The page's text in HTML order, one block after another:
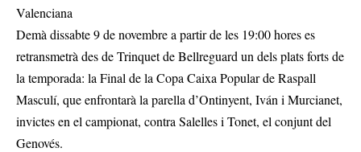
Valenciana
Demà dissabte 9 de novembre a partir de les 19:00 hores es
retransmetrà des de Trinquet de Bellreguard un dels plats forts de
la temporada: la Final de la Copa Caixa Popular de Raspall
Masculí, que enfrontarà la parella d’Ontinyent, Iván i Murcianet,
invictes en el campionat, contra Salelles i Tonet, el conjunt del
Genovés.